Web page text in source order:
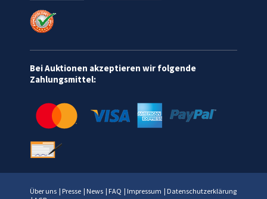
Bei Auktionen akzeptieren wir folgende
Zahlungsmittel:
Über uns | Presse | News | FAQ | Impressum | Datenschutzerklärung